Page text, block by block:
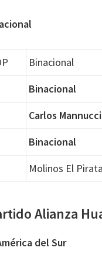
Binacional
Binacional
Carlos Mannucci
Binacional
Molinos El
Alianza
del Sur